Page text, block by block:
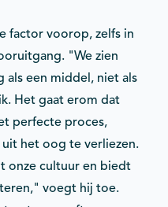
factor voorop, zelfs in
"We zien
een middel, niet als
Het gaat erom dat
perfecte proces,
het oog te verliezen.
onze cultuur en biedt
voegt hij toe.